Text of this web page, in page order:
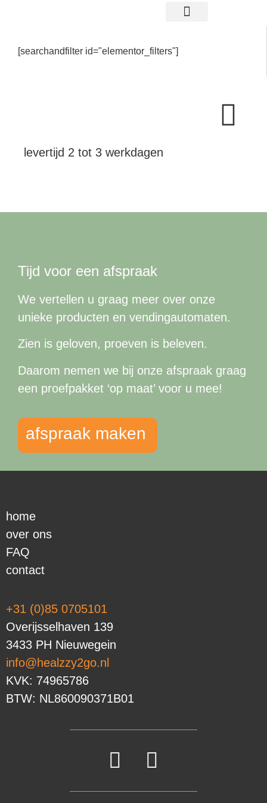
[searchandfilter id="elementor_filters"]
levertijd 2 tot 3 werkdagen
Tijd voor een afspraak
We vertellen u graag meer over onze
unieke producten en vendingautomaten.
Zien is geloven, proeven is beleven.
Daarom nemen we bij onze afspraak graag
een proefpakket ‘op maat’ voor u mee!
afspraak maken
home
over ons
FAQ
contact
+31 (0)85 0705101
Overijsselhaven 139
3433 PH Nieuwegein
info@healzzy2go.nl
KVK: 74965786
BTW: NL860090371B01